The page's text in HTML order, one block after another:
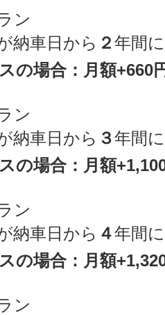
ン
納車日から ２年間
の場合：月額+660
ン
納車日から ３年間
の場合：月額
ン
納車日から ４年間
の場合：月額
ン